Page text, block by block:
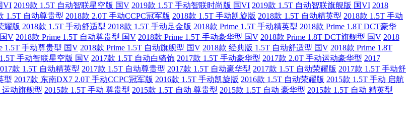
VI 2019款 1.5T 自动智联星空版 国V 2019款 1.5T 手动智联时尚版 国VI 2019款 1.5T 自动智联旗舰版 国VI 2018
1.5T 自动尊贵型 2018款 2.0T 手动CCPC冠军版 2018款 1.5T 手动凯旋版 2018款 1.5T 自动精英型 2018款 1.5T 手动
耀版 2018款 1.5T 手动舒适型 2018款 1.5T 手动足金版 2018款 Prime 1.5T 手动精英型 2018款 Prime 1.8T DCT豪华
V 2018款 Prime 1.5T 自动尊贵型 国V 2018款 Prime 1.5T 手动豪华型 国V 2018款 Prime 1.8T DCT旗舰型 国V 2018
1.5T 手动尊贵型 国V 2018款 Prime 1.5T 自动旗舰型 国V 2018款 经典版 1.5T 自动舒适型 国V 2018款 Prime 1.8T
1.5T 手动智联星空版 国V 2017款 1.5T 自动白骑饰 2017款 1.5T 手动豪华型 2017款 2.0T 手动运动豪华型 2017
款 1.5T 自动精英型 2017款 1.5T 自动尊贵型 2017款 1.5T 自动豪华型 2017款 1.5T 自动荣耀版 2017款 1.5T 手动舒
型 2017款 东南DX7 2.0T 手动CCPC冠军版 2016款 1.5T 手动凯旋版 2016款 1.5T 自动荣耀版 2015款 1.5T 手动 启航
运动旗舰型 2015款 1.5T 手动 尊贵型 2015款 1.5T 自动 尊贵型 2015款 1.5T 自动 豪华型 2015款 1.5T 自动 精英型